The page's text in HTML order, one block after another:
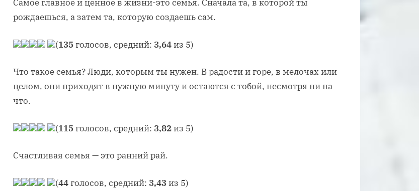
Самое главное и ценное в жизни-это семья. Сначала та, в которой ты
рождаешься, а затем та, которую создаешь сам.
(135 голосов, средний: 3,64из 5)
Что такое семья? Люди, которым ты нужен. В радости и горе, в мелочах или
целом, они приходят в нужную минуту и остаются с тобой, несмотря ни на
что.
(115 голосов, средний: 3,82из 5)
Счастливая семья — это ранний рай.
(44голосов, средний: 3,43 из 5)